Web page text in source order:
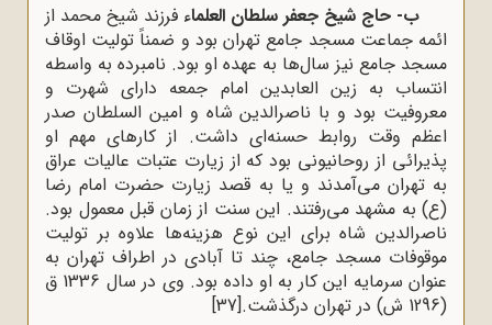
ب- حاج شیخ جعفر سلطان العلماء فرزند شیخ محمد از
ائمه جماعت مسجد جامع تهران بود و ضمناً تولیت اوقاف
مسجد جامع نیز سال‌ها به عهده او بود. نامبرده به واسطه
انتساب به زین العابدین امام جمعه دارای شهرت و
معروفیت بود و با ناصرالدین شاه و امین السلطان صدر
اعظم وقت روابط حسنه‌ای داشت. از کارهای مهم او
پذیرائی از روحانیونی بود که از زیارت عتبات عالیات عراق
به تهران می‌آمدند و یا به قصد زیارت حضرت امام رضا
(ع) به مشهد می‌رفتند. این سنت از زمان قبل معمول بود.
ناصرالدین شاه برای این نوع هزینه‌ها علاوه بر تولیت
موقوفات مسجد جامع، چند تا آبادی در اطراف تهران به
عنوان سرمایه این کار به او داده بود. وی در سال 1336 ق
(1296 ش) در تهران درگذشت.
[37]